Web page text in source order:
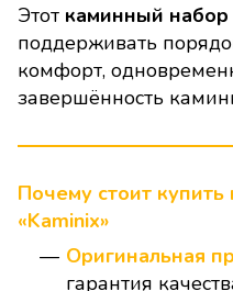
Этот каминный
поддерживать
комфорт,
завершённость
Почему стоит
«Kaminix»
Оригинальная
гарантия